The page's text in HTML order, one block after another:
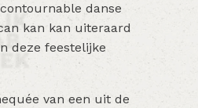
danse
kan kan uiteraard
deze feestelijke
van een uit de